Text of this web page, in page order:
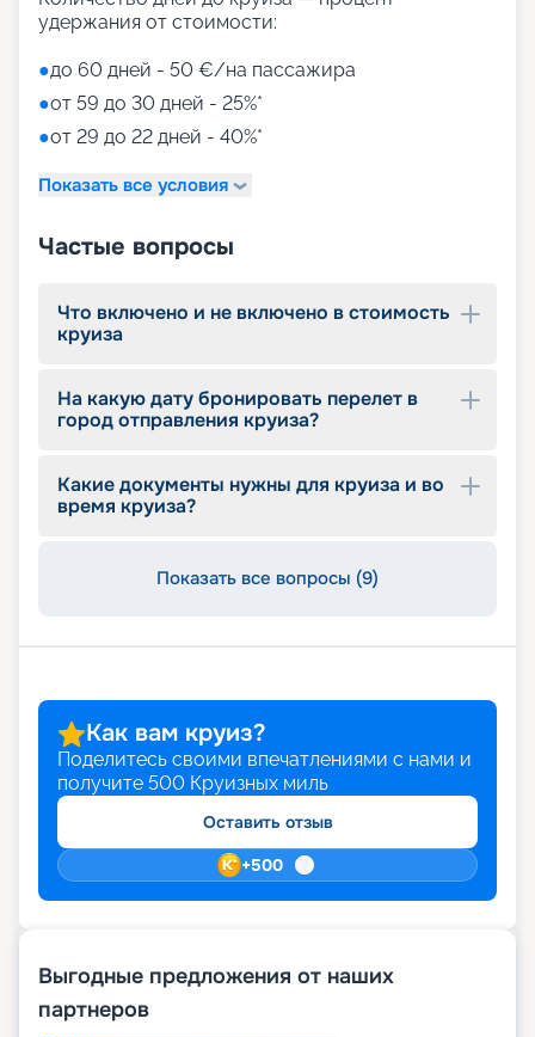
Aquapark (с открытыми игровыми
водными пушками, 3 водными горками с
эффектами виртуальной реальности)
мини-гольф и теннис
7 бассейнов
детский внутренний комплекс,
удержания от стоимости:
●до 60 дней - 50 €/на пассажира
●от 59 до 30 дней - 25%*
●от 29 до 22 дней - 40%*
Показать все условия
Частые вопросы
Что включено и не включено в стоимость
круиза
На какую дату бронировать перелет в
город отправления круиза?
Какие документы нужны для круиза и во
время круиза?
Показать все вопросы (9)
Как вам круиз?
Поделитесь своими впечатлениями с нами и
получите 500 Круизных миль
Оставить отзыв
+500
Выгодные предложения от наших
партнеров